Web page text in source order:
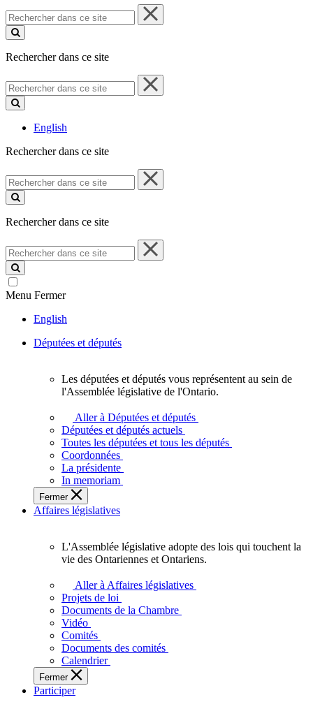
Rechercher
dans
ce
Rechercher dans ce site
Rechercher
dans
ce
English
Rechercher dans ce site
Rechercher
dans
ce
Rechercher dans ce site
Rechercher
dans
ce
site
Menu Fermer
English
Députées et députés
députés
vous
représentent
sein
de
l'Assemblée
législative
l'Ontario.
Les députées et députés vous représentent au sein de
l'Assemblée législative de l'Ontario.
Aller à Députées et députés
Députées et députés actuels
Toutes les députées et tous les députés
Coordonnées
La présidente
In memoriam
Fermer
Affaires législatives
L'Assemblée
adopte
touchent
des
Ontariennes
et
L'Assemblée législative adopte des lois qui touchent la
vie des Ontariennes et Ontariens.
Aller à Affaires législatives
Projets de loi
Documents de la Chambre
Vidéo
Comités
Documents des comités
Calendrier
Fermer
Participer